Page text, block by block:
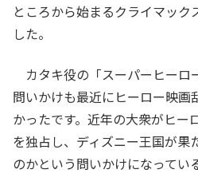
ところから始まるクライマック
した。
カタキ役の「スーパーヒーロ
問いかけも最近にヒーロー映画
かったです。近年の大衆がヒー
を独占し、ディズニー王国が果
のかという問いかけになってい